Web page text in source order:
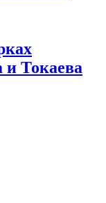
и Токаева